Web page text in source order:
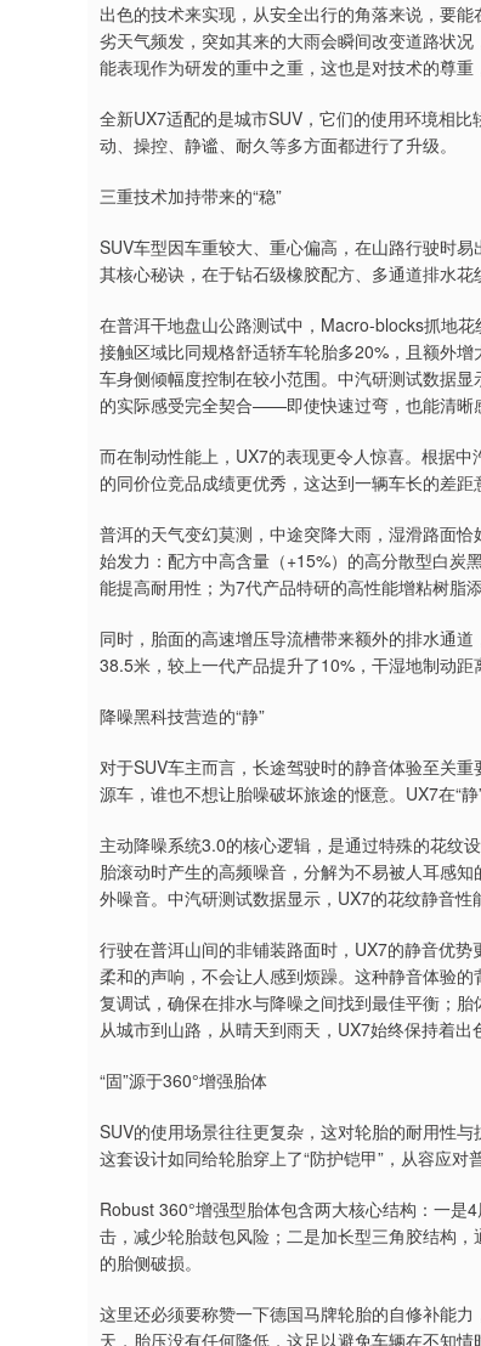
出色的技术来实现，从安全出行的角落来说，要
劣天气频发，突如其来的大雨会瞬间改变道路状
能表现作为研发的重中之重，这也是对技术的尊重
全新UX7适配的是城市SUV，它们的使用环境相
动、操控、静谧、耐久等多方面都进行了升级。
三重技术加持带来的“稳”
SUV车型因车重较大、重心偏高，在山路行驶时易
其核心秘诀，在于钻石级橡胶配方、多通道排水
在普洱干地盘山公路测试中，Macro-blocks抓地
接触区域比同规格舒适轿车轮胎多20%，且额外
车身侧倾幅度控制在较小范围。中汽研测试数据
的实际感受完全契合——即使快速过弯，也能清晰
而在制动性能上，UX7的表现更令人惊喜。根据
的同价位竞品成绩更优秀，这达到一辆车长的差
普洱的天气变幻莫测，中途突降大雨，湿滑路面
始发力：配方中高含量（+15%）的高分散型白炭
能提高耐用性；为7代产品特研的高性能增粘树脂
同时，胎面的高速增压导流槽带来额外的排水通
38.5米，较上一代产品提升了10%，干湿地制动距
降噪黑科技营造的“静”
对于SUV车主而言，长途驾驶时的静音体验至关
源车，谁也不想让胎噪破坏旅途的惬意。UX7在“
主动降噪系统3.0的核心逻辑，是通过特殊的花
胎滚动时产生的高频噪音，分解为不易被人耳感
外噪音。中汽研测试数据显示，UX7的花纹静音性
行驶在普洱山间的非铺装路面时，UX7的静音优
柔和的声响，不会让人感到烦躁。这种静音体验
复调试，确保在排水与降噪之间找到最佳平衡；
从城市到山路，从晴天到雨天，UX7始终保持着出
“固”源于360°增强胎体
SUV的使用场景往往更复杂，这对轮胎的耐用性
这套设计如同给轮胎穿上了“防护铠甲”，从容应对
Robust 360°增强型胎体包含两大核心结构：一
击，减少轮胎鼓包风险；二是加长型三角胶结构
的胎侧破损。
这里还必须要称赞一下德国马牌轮胎的自修补能
天，胎压没有任何降低，这足以避免车辆在不知情